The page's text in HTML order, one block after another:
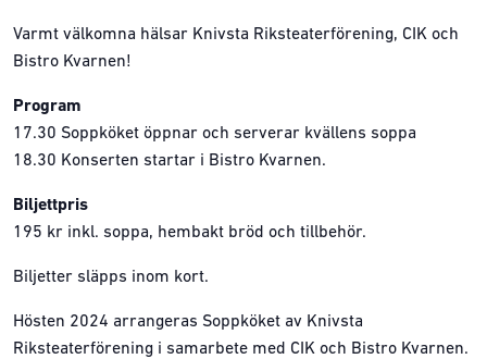
Varmt välkomna hälsar Knivsta Riksteaterförening, CIK och
Bistro Kvarnen!
Program
17.30 Soppköket öppnar och serverar kvällens soppa
18.30 Konserten startar i Bistro Kvarnen.
Biljettpris
195 kr inkl. soppa, hembakt bröd och tillbehör.
Biljetter släpps inom kort.
Hösten 2024 arrangeras Soppköket av Knivsta
Riksteaterförening i samarbete med CIK och Bistro Kvarnen.